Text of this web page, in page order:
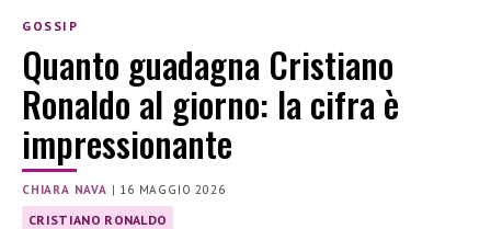
GOSSIP
Quanto guadagna Cristiano
Ronaldo al giorno: la cifra è
impressionante
CHIARA NAVA | 16 MAGGIO 2026
CRISTIANO RONALDO